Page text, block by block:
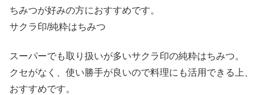
ちみつが好みの方におすすめです。
サクラ印/純粋はちみつ
スーパーでも取り扱いが多いサクラ印の純粋はちみつ。
クセがなく、使い勝手が良いので料理にも活用できる上、
おすすめです。